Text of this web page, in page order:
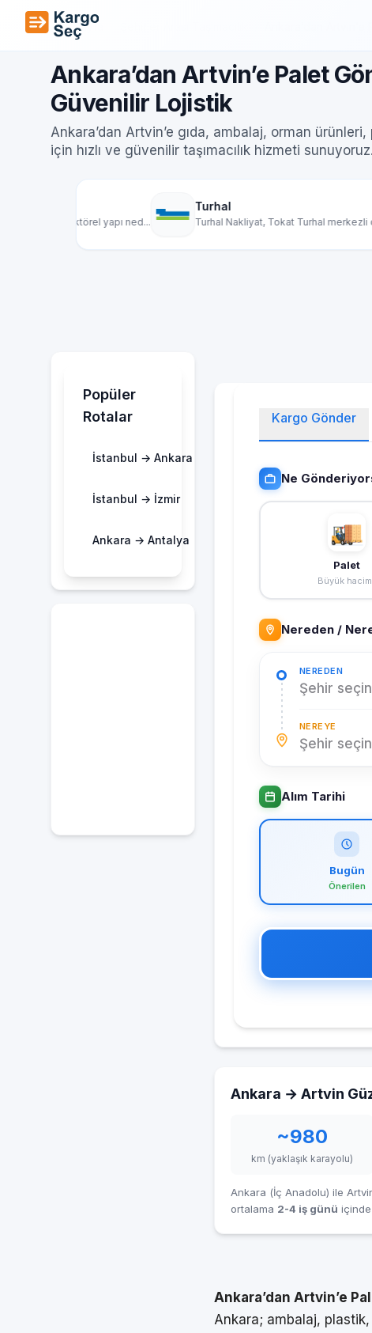
İçeriğe geç
Ana Sayfa
Ankara’dan Artvin’e Palet
Güvenilir Lojistik
Ankara’dan Artvin’e gıda, ambalaj, orman
için hızlı ve güvenilir taşımacılık hizmeti sunuyoruz.
Turhal Nakliyat, Tokat Turhal merkezli olarak...
Popüler
Rotalar
İstanbul → Ankara
İstanbul → İzmir
Ankara → Antalya
Kargo Gönder
Ne
Palet
Büyük
Nereden /
NEREDEN
Şehir seçin
NEREYE
Şehir seçin
Alım Tarihi
Bugün
Önerilen
Ankara → Artvin
~980
km (yaklaşık karayolu)
Ankara (İç Anadolu) ile
ortalama 2-4 iş günü
Ankara’dan Artvin’e
Ankara; ambalaj,